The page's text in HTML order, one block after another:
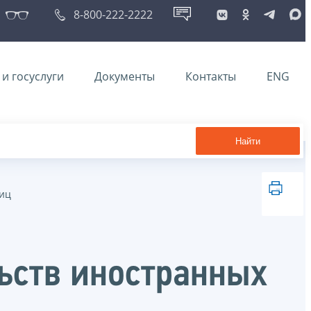
8-800-222-2222
госуслуги Документы Контакты ENG
Найти
иностранных